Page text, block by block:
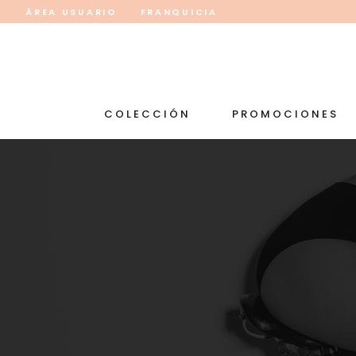
ÁREA USUARIO FRANQUICIA
COLECCIÓN PROMOCIONES